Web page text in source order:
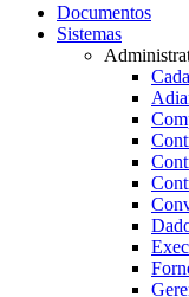
Documentos
Sistemas